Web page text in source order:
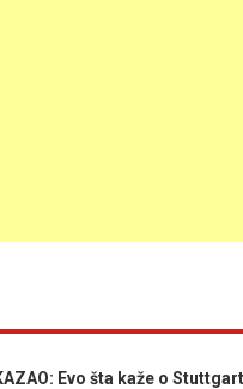
Evo šta kaže o